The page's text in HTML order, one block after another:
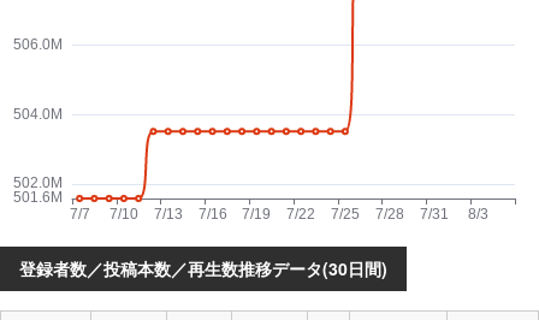
登録者数／投稿本数／再生数推移データ(30日間)